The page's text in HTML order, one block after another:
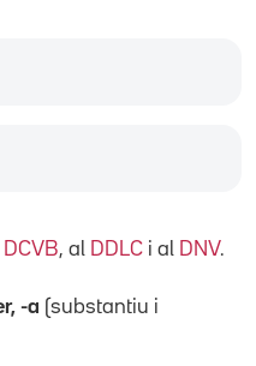
DCVB, al DDLC i al DNV.
-a (substantiu i